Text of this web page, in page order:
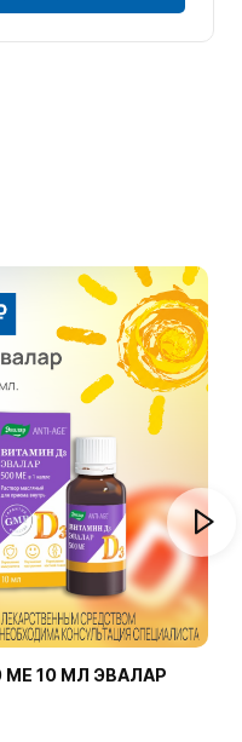
10 МЛ ЭВАЛАР